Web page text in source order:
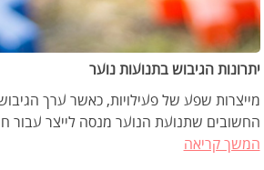
יתרונות הגיבוש בתנועות נוער
מייצרות שפע של פעילויות, כאשר ערך
החשובים שתנועת הנוער מנסה לייצר עבור
המשך קריאה